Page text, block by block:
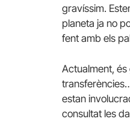
gravíssim.
planeta ja no
fent amb els
Actualment,
estan
consultat les